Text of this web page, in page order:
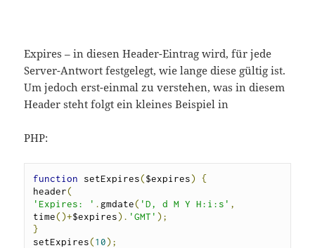
Expires – in diesen Header-Eintrag wird, für jede
Server-Antwort festgelegt, wie lange diese gültig ist.
Um jedoch erst-einmal zu verstehen, was in diesem
Header steht folgt ein kleines Beispiel in
PHP:
function setExpires($expires)
{
header(
'Expires: ' . gmdate( 'D, d M Y H:i:s' ,
time()+$expires). 'GMT' );
}
setExpires(10);